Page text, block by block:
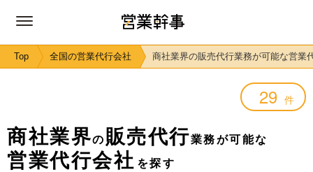
Top 全国の営業代行会社 商社業界の販売代行業務が可能な営業
29 件
商社業界の 販売代行業務が可能な
営業代行会社 を探す